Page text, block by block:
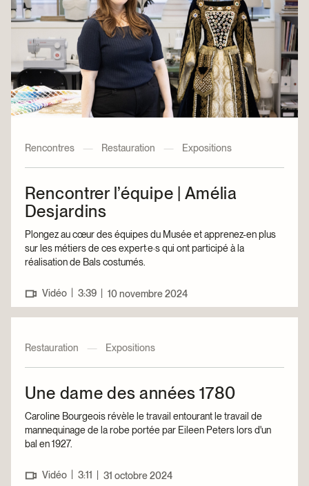
Rencontres — Restauration — Expositions
Rencontrer l’équipe | Amélia
Desjardins
Plongez au cœur des équipes du Musée et apprenez-en plus
sur les métiers de ces expert·e·s qui ont participé à la
réalisation de Bals costumés.
Vidéo | 3:39 | 10 novembre 2024
Restauration — Expositions
Une dame des années 1780
Caroline Bourgeois révèle le travail entourant le travail de
mannequinage de la robe portée par Eileen Peters lors d'un
bal en 1927.
Vidéo 3:11 31 octobre 2024